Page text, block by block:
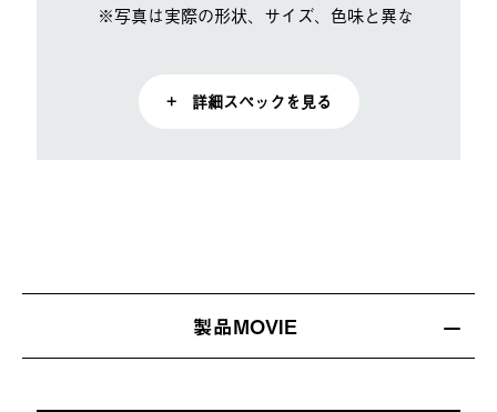
※写真は実際の形状、サイズ、色味と異なる場合が
+ 詳細スペックを見る
製品MOVIE